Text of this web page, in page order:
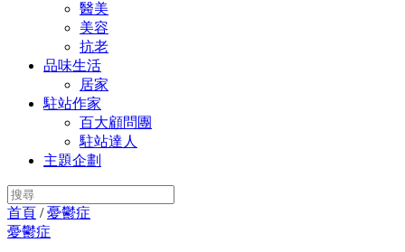
醫美
美容
抗老
品味生活
居家
駐站作家
百大顧問團
駐站達人
主題企劃
首頁 /憂鬱症
憂鬱症